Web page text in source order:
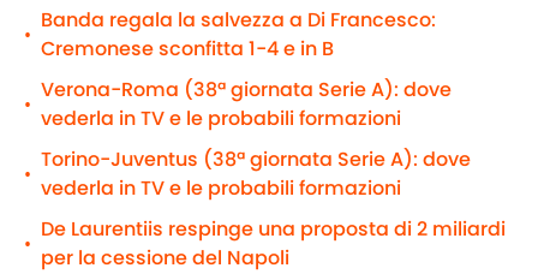
•
Banda regala la salvezza a Di Francesco:
Cremonese sconfitta 1-4 e in B
•
Verona-Roma (38ª giornata Serie A): dove
vederla in TV e le probabili formazioni
•
Torino-Juventus (38ª giornata Serie A): dove
vederla in TV e le probabili formazioni
•
De Laurentiis respinge una proposta di 2 miliardi
per la cessione del Napoli